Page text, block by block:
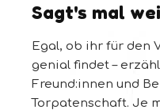
Sagt's mal
Egal, ob ihr für den
genial findet –
Freund:innen und
Torpatenschaft. Je